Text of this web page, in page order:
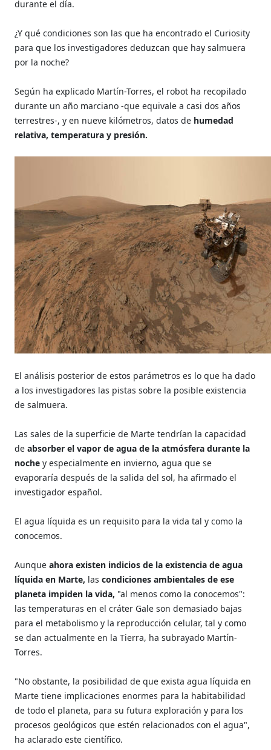
durante el día.
¿Y qué condiciones son las que ha encontrado el Curiosity
para que los investigadores deduzcan que hay salmuera
por la noche?
Según ha explicado Martín-Torres, el robot ha recopilado
durante un año marciano -que equivale a casi dos años
terrestres-, y en nueve kilómetros, datos de humedad
relativa, temperatura y presión.
El análisis posterior de estos parámetros es lo que ha dado
a los investigadores las pistas sobre la posible existencia
de salmuera.
Las sales de la superficie de Marte tendrían la capacidad
deabsorber el vapor de agua de la atmósfera durante la
nochey especialmente en invierno, agua que se
evaporaría después de la salida del sol, ha afirmado el
investigador español.
El agua líquida es un requisito para la vida tal y como la
conocemos.
Aunqueahora existen indicios de la existencia de agua
líquida en Marte, las condiciones ambientales de ese
planeta impiden la vida, "al menos como la conocemos":
las temperaturas en el cráter Gale son demasiado bajas
para el metabolismo y la reproducción celular, tal y como
se dan actualmente en la Tierra, ha subrayado Martín-
Torres.
"No obstante, la posibilidad de que exista agua líquida en
Marte tiene implicaciones enormes para la habitabilidad
de todo el planeta, para su futura exploración y para los
procesos geológicos que estén relacionados con el agua",
ha aclarado este científico.